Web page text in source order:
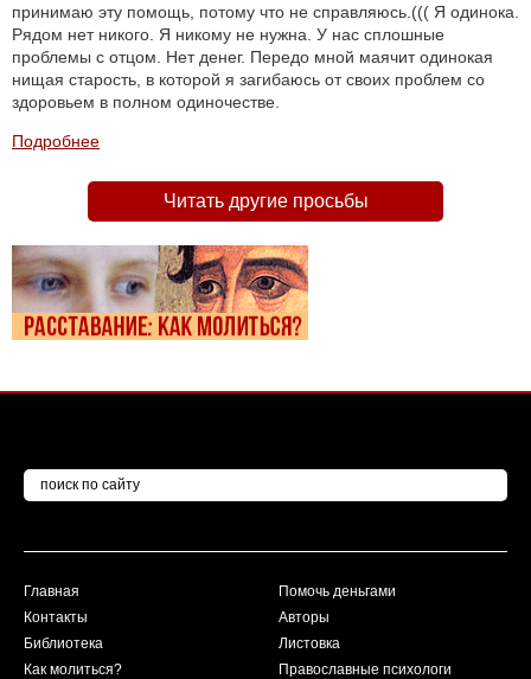
принимаю эту помощь, потому что не справляюсь.((( Я одинока.
Рядом нет никого. Я никому не нужна. У нас сплошные
проблемы с отцом. Нет денег. Передо мной маячит одинокая
нищая старость, в которой я загибаюсь от своих проблем со
здоровьем в полном одиночестве.
Подробнее
Читать другие просьбы
Главная
Контакты
Библиотека
Как молиться?
Помочь деньгами
Авторы
Листовка
Православные психологи